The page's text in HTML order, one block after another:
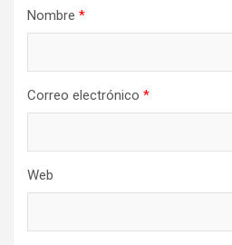
Nombre *
Correo electrónico *
Web